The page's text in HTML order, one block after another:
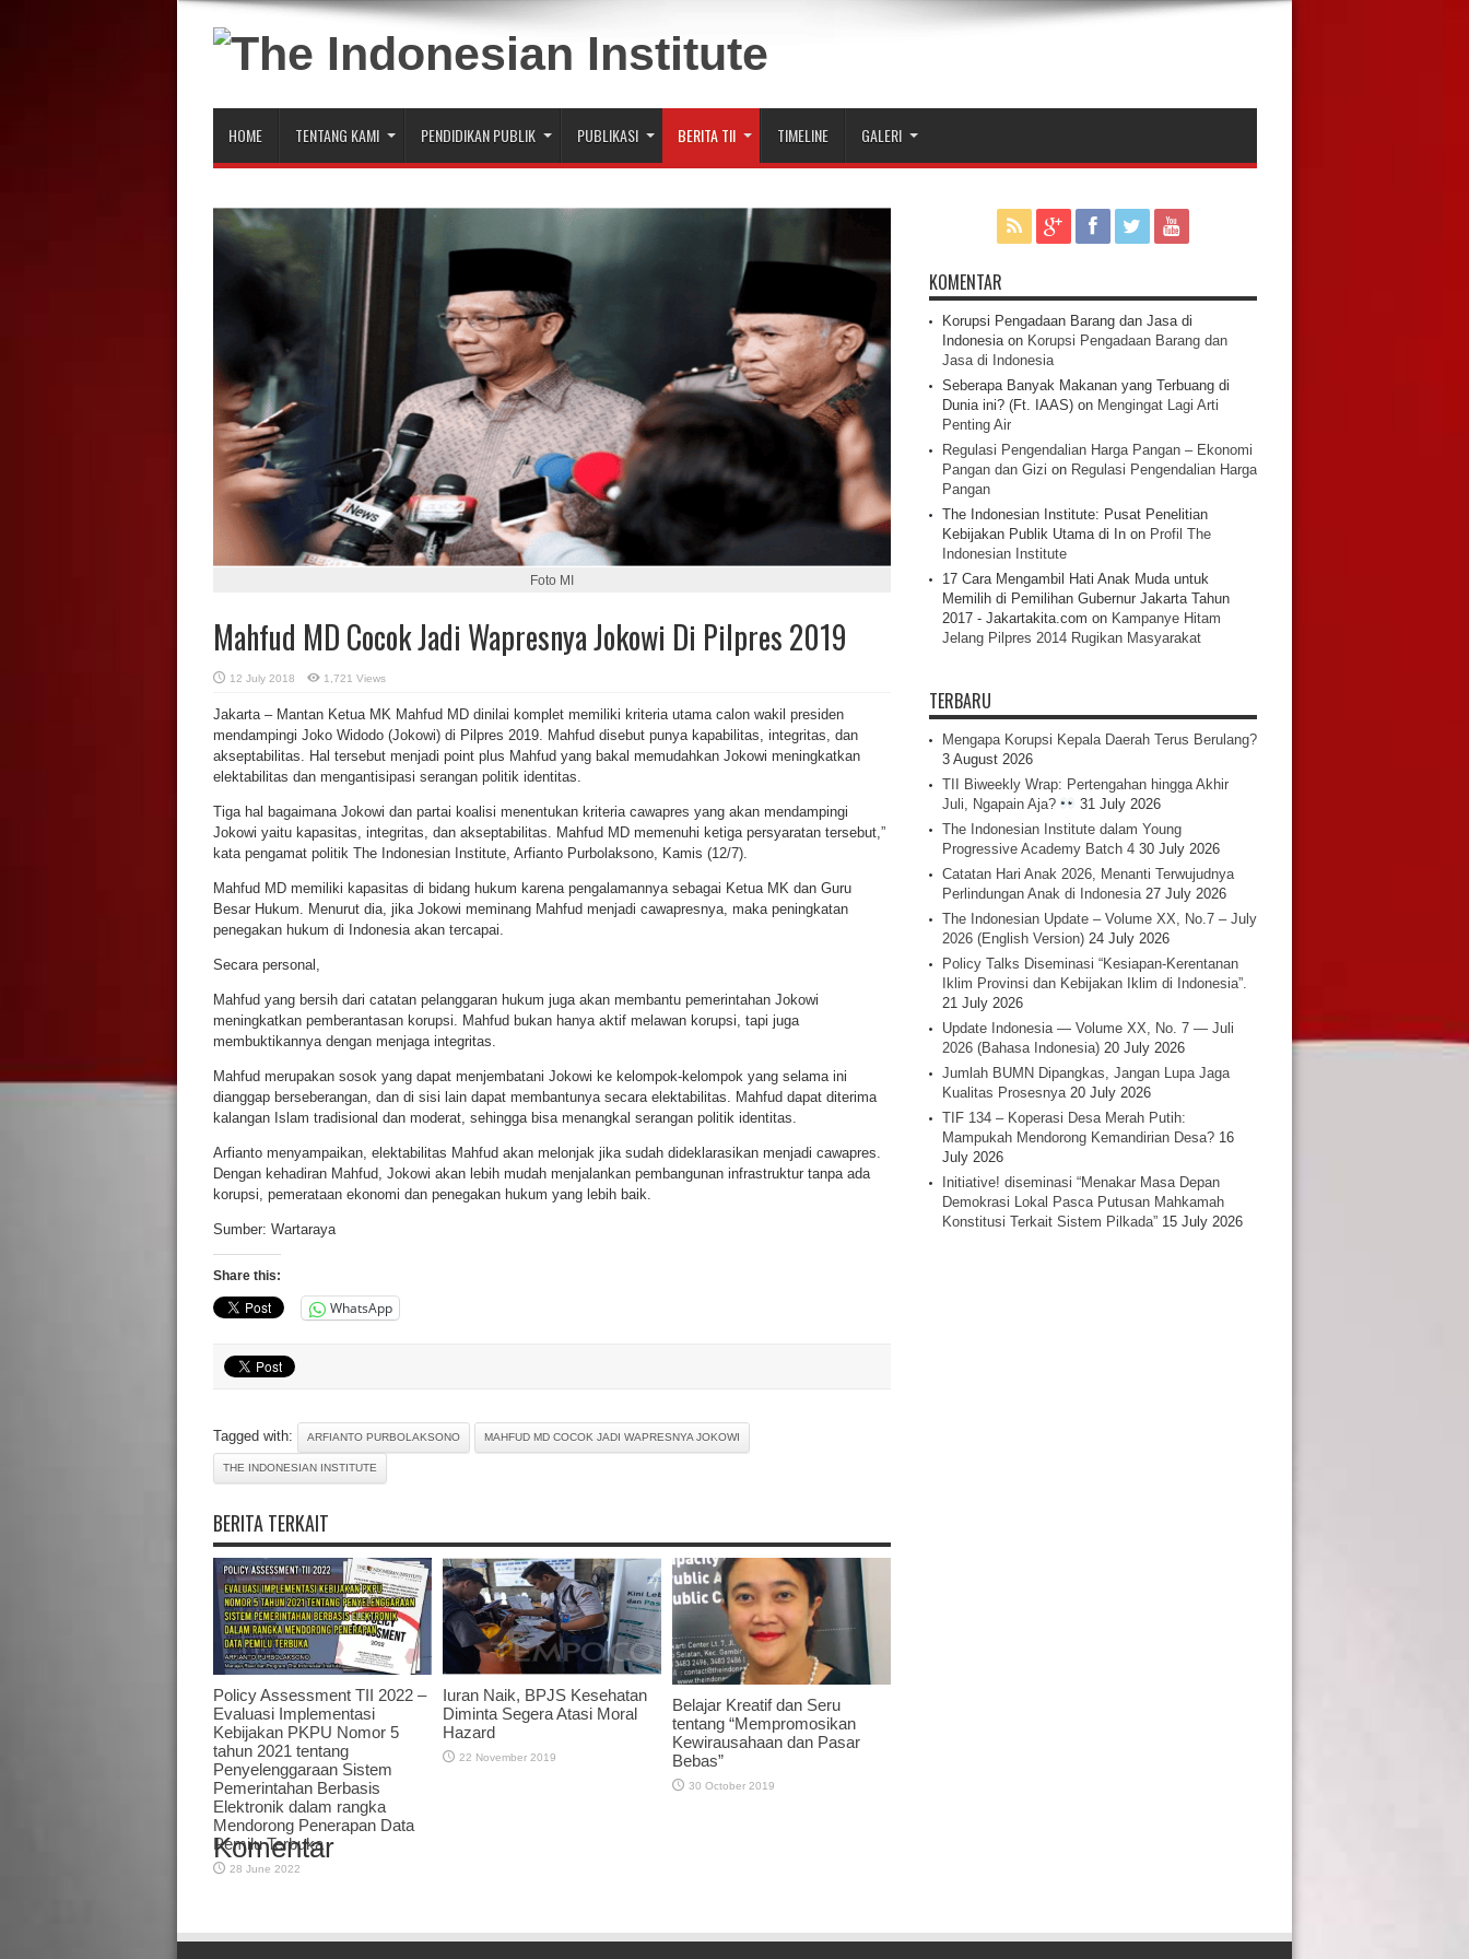
HOME TENTANG KAMI PENDIDIKAN PUBLIK PUBLIKASI BERITA TII TIMELINE GALERI
Foto MI
Mahfud MD Cocok Jadi Wapresnya Jokowi Di Pilpres 2019
12 July 2018 1,721 Views
Jakarta – Mantan Ketua MK Mahfud MD dinilai komplet memiliki kriteria utama calon wakil presiden
mendampingi Joko Widodo (Jokowi) di Pilpres 2019. Mahfud disebut punya kapabilitas, integritas, dan
akseptabilitas. Hal tersebut menjadi point plus Mahfud yang bakal memudahkan Jokowi meningkatkan
elektabilitas dan mengantisipasi serangan politik identitas.
Tiga hal bagaimana Jokowi dan partai koalisi menentukan kriteria cawapres yang akan mendampingi
Jokowi yaitu kapasitas, integritas, dan akseptabilitas. Mahfud MD memenuhi ketiga persyaratan tersebut,”
kata pengamat politik The Indonesian Institute, Arfianto Purbolaksono, Kamis (12/7).
Mahfud MD memiliki kapasitas di bidang hukum karena pengalamannya sebagai Ketua MK dan Guru
Besar Hukum. Menurut dia, jika Jokowi meminang Mahfud menjadi cawapresnya, maka peningkatan
penegakan hukum di Indonesia akan tercapai.
Secara personal,
Mahfud yang bersih dari catatan pelanggaran hukum juga akan membantu pemerintahan Jokowi
meningkatkan pemberantasan korupsi. Mahfud bukan hanya aktif melawan korupsi, tapi juga
membuktikannya dengan menjaga integritas.
Mahfud merupakan sosok yang dapat menjembatani Jokowi ke kelompok-kelompok yang selama ini
dianggap berseberangan, dan di sisi lain dapat membantunya secara elektabilitas. Mahfud dapat diterima
kalangan Islam tradisional dan moderat, sehingga bisa menangkal serangan politik identitas.
Arfianto menyampaikan, elektabilitas Mahfud akan melonjak jika sudah dideklarasikan menjadi cawapres.
Dengan kehadiran Mahfud, Jokowi akan lebih mudah menjalankan pembangunan infrastruktur tanpa ada
korupsi, pemerataan ekonomi dan penegakan hukum yang lebih baik.
Sumber: Wartaraya
Share this:
WhatsApp
Tagged with: ARFIANTO PURBOLAKSONO MAHFUD MD COCOK JADI WAPRESNYA JOKOWI
THE INDONESIAN INSTITUTE
BERITA TERKAIT
Policy Assessment TII 2022 –
Evaluasi Implementasi
Kebijakan PKPU Nomor 5
tahun 2021 tentang
Penyelenggaraan Sistem
Pemerintahan Berbasis
Elektronik dalam rangka
Mendorong Penerapan Data
Pemilu Terbuka
28 June 2022
Iuran Naik, BPJS Kesehatan
Diminta Segera Atasi Moral
Hazard
22 November 2019
Belajar Kreatif dan Seru
tentang “Mempromosikan
Kewirausahaan dan Pasar
Bebas”
30 October 2019
Komentar
KOMENTAR
Korupsi Pengadaan Barang dan Jasa di
Indonesiaon Korupsi Pengadaan Barang dan
Jasa di Indonesia
Seberapa Banyak Makanan yang Terbuang di
Dunia ini? (Ft. IAAS)on Mengingat Lagi Arti
Penting Air
Regulasi Pengendalian Harga Pangan – Ekonomi
Pangan dan Gizi on Regulasi Pengendalian Harga
Pangan
The Indonesian Institute: Pusat Penelitian
Kebijakan Publik Utama di Inon Profil The
Indonesian Institute
17 Cara Mengambil Hati Anak Muda untuk
Memilih di Pemilihan Gubernur Jakarta Tahun
2017 - Jakartakita.com on Kampanye Hitam
Jelang Pilpres 2014 Rugikan Masyarakat
TERBARU
Mengapa Korupsi Kepala Daerah Terus Berulang?
3 August 2026
TII Biweekly Wrap: Pertengahan hingga Akhir
Juli, Ngapain Aja?
31 July 2026
The Indonesian Institute dalam Young
Progressive Academy Batch 4 30 July 2026
Catatan Hari Anak 2026, Menanti Terwujudnya
Perlindungan Anak di Indonesia 27 July 2026
The Indonesian Update – Volume XX, No.7 – July
2026 (English Version) 24 July 2026
Policy Talks Diseminasi “Kesiapan-Kerentanan
Iklim Provinsi dan Kebijakan Iklim di Indonesia”.
21 July 2026
Update Indonesia — Volume XX, No. 7 — Juli
2026 (Bahasa Indonesia) 20 July 2026
Jumlah BUMN Dipangkas, Jangan Lupa Jaga
Kualitas Prosesnya 20 July 2026
TIF 134 – Koperasi Desa Merah Putih:
Mampukah Mendorong Kemandirian Desa? 16
July 2026
Initiative! diseminasi “Menakar Masa Depan
Demokrasi Lokal Pasca Putusan Mahkamah
Konstitusi Terkait Sistem Pilkada” 15 July 2026